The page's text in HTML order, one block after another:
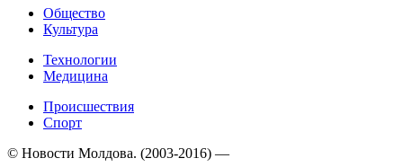
Общество
Культура
Технологии
Медицина
Происшествия
Спорт
© Новости Молдова. (2003-2016) —